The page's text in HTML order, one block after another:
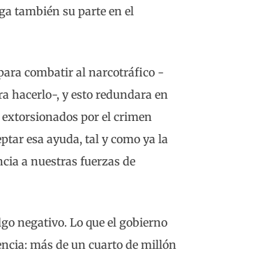
también su parte en el
combatir al narcotráfico -
hacerlo-, y esto redundara en
por el crimen
esa ayuda, tal y como ya la
a nuestras fuerzas de
negativo. Lo que el gobierno
más de un cuarto de millón